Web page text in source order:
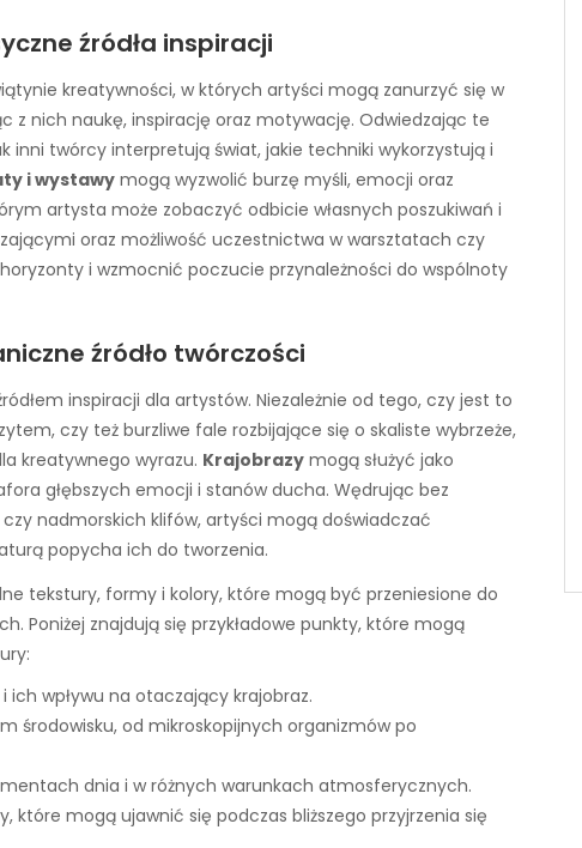
źródła inspiracji
kreatywności, w których artyści mogą zanurzyć się w
z nich naukę, inspirację oraz motywację. Odwiedzając te
inni twórcy interpretują świat, jakie techniki wykorzystują i
i wystawy mogą wyzwolić burzę myśli, emocji oraz
artysta może zobaczyć odbicie własnych poszukiwań i
oraz możliwość uczestnictwa w warsztatach czy
i wzmocnić poczucie przynależności do wspólnoty
źródło twórczości
inspiracji dla artystów. Niezależnie od tego, czy jest to
czy też burzliwe fale rozbijające się o skaliste wybrzeże,
kreatywnego wyrazu. Krajobrazy mogą służyć jako
głębszych emocji i stanów ducha. Wędrując bez
nadmorskich klifów, artyści mogą doświadczać
popycha ich do tworzenia.
tekstury, formy i kolory, które mogą być przeniesione do
Poniżej znajdują się przykładowe punkty, które mogą
wpływu na otaczający krajobraz.
środowisku, od mikroskopijnych organizmów po
dnia i w różnych warunkach atmosferycznych.
które mogą ujawnić się podczas bliższego przyjrzenia się